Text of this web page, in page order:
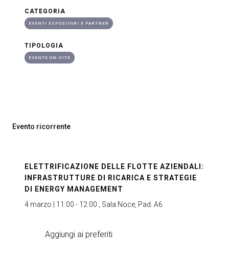
CATEGORIA
EVENTI ESPOSITORI E PARTNER
TIPOLOGIA
EVENTO ON-SITE
Evento ricorrente
ELETTRIFICAZIONE DELLE FLOTTE AZIENDALI:
INFRASTRUTTURE DI RICARICA E STRATEGIE
DI ENERGY MANAGEMENT
4 marzo | 11:00 - 12:00 , Sala Noce, Pad. A6
Aggiungi ai preferiti